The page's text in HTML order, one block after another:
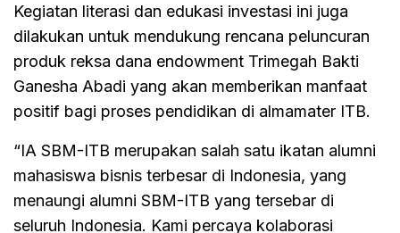
Kegiatan literasi dan edukasi investasi ini juga
dilakukan untuk mendukung rencana peluncuran
produk reksa dana endowment Trimegah Bakti
Ganesha Abadi yang akan memberikan manfaat
positif bagi proses pendidikan di almamater ITB.
“IA SBM-ITB merupakan salah satu ikatan alumni
mahasiswa bisnis terbesar di Indonesia, yang
menaungi alumni SBM-ITB yang tersebar di
seluruh Indonesia. Kami percaya kolaborasi